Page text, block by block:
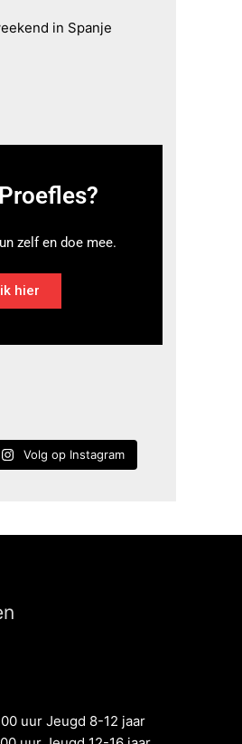
in Spanje
zelf en doe mee.
hier
Volg op Instagram
uur Jeugd 8-12 jaar